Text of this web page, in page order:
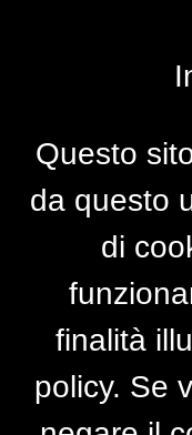
Questo
da questo
di
finalità
policy. Se